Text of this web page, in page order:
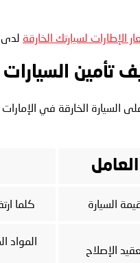
الإطارات لسيارتك الخارقة لدى
تأمين
على السيارة الخارقة في
العامل
السيارة كلما
الإصلاح
المواد